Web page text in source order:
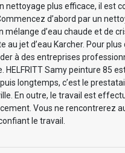
nettoyage plus efficace, il est
d’abord par un
mélange d’eau chaude et de
au jet d’eau Karcher. Pour plus
à des entreprises
Samy peinture 85 est
longtemps, c’est le
En outre, le travail est
Vous ne rencontrerez
le travail.